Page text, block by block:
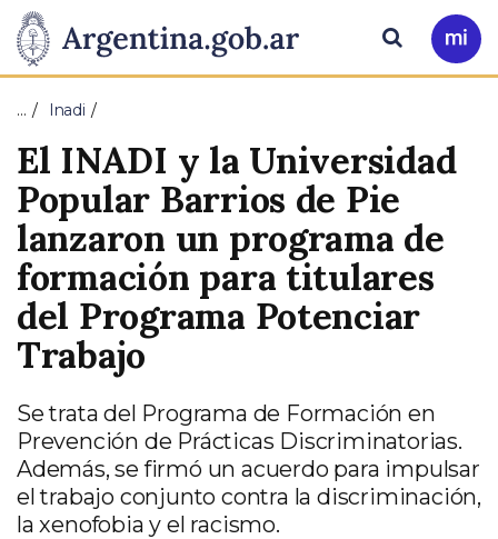
Presidencia
de
la
Nación
Pasar al contenido principal
Ir
a
Buscar
… Inadi
El INADI y la Universidad
Popular Barrios de Pie
lanzaron un programa de
formación para titulares
del Programa Potenciar
Trabajo
Se trata del Programa de Formación en
Prevención de Prácticas Discriminatorias.
Además, se firmó un acuerdo para impulsar
el trabajo conjunto contra la discriminación,
la xenofobia y el racismo.